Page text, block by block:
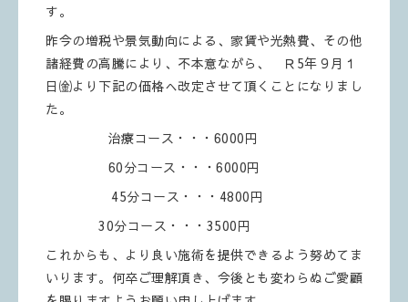
す。
昨今の増税や景気動向による、家賃や光熱費、その他
諸経費の高騰により、不本意ながら、 Ｒ5年９月１
日㈮より下記の価格へ改定させて頂くことになりまし
た。
治療コース・・・6000円
60分コース・・・6000円
45分コース・・・4800円
30分コース・・・3500円
これからも、より良い施術を提供できるよう努めてま
いります。何卒ご理解頂き、今後とも変わらぬご愛顧